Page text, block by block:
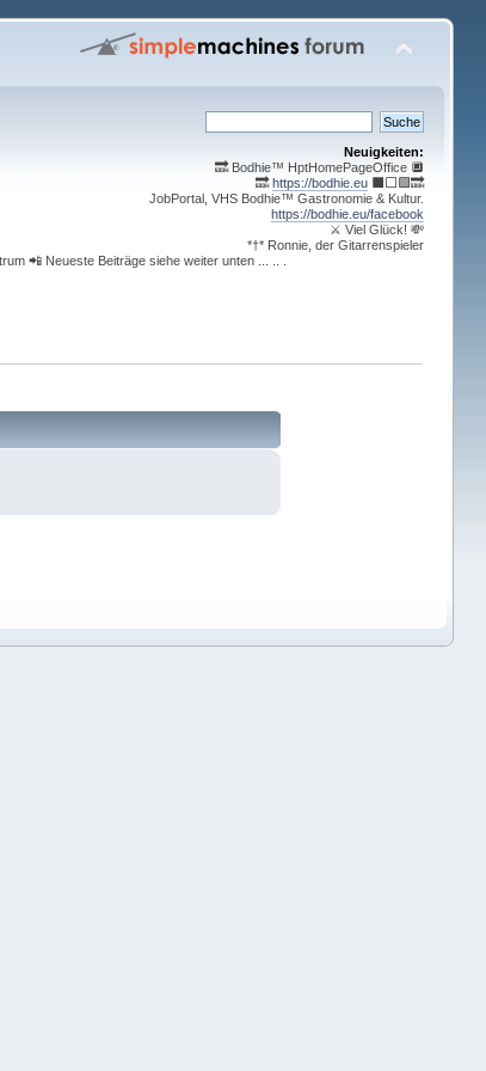
Neuigkeiten:
🔜 Bodhie™ HptHomePageOffice 🔲
🔜https://bodhie.eu ⬛️⬜️🟪🔜
JobPortal, VHS Bodhie™ Gastronomie & Kultur.
https://bodhie.eu/facebook
⚔ Viel Glück! 💸
*†* Ronnie, der Gitarrenspieler
📲 Neueste Beiträge siehe weiter unten ... .. .